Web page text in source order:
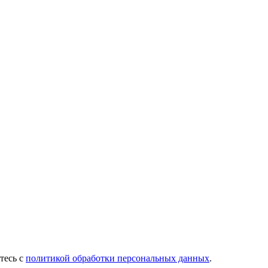
с политикой обработки персональных данных.